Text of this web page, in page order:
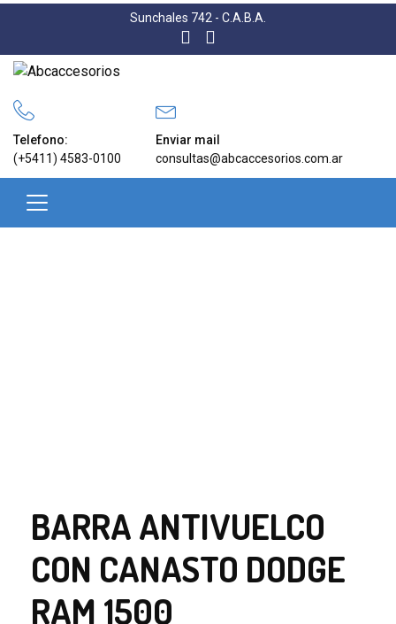
Sunchales 742 - C.A.B.A.
Telefono:
(+5411) 4583-0100
Enviar mail
consultas@abcaccesorios.com.ar
BARRA ANTIVUELCO
CON CANASTO DODGE
RAM 1500